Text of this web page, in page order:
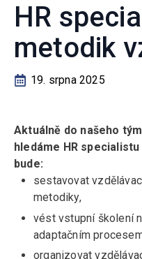
HR
metodik
19. srpna 2025
Aktuálně do našeho
hledáme HR
bude:
sestavovat
metodiky,
vést vstupní školení
adaptačním
organizovat